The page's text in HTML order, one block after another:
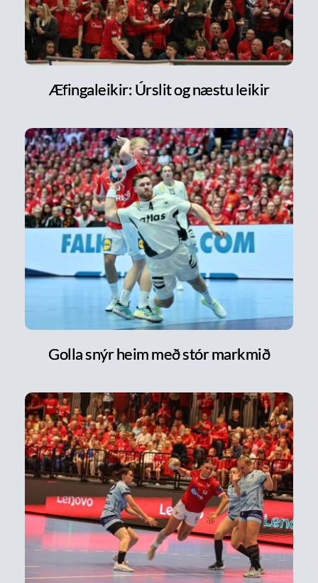
Æfingaleikir: Úrslit og næstu leikir
Golla snýr heim með stór markmið